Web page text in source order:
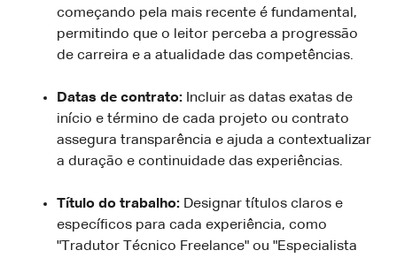
começando pela mais recente é fundamental,
permitindo que o leitor perceba a progressão
de carreira e a atualidade das competências.
Datas de contrato: Incluir as datas exatas de
início e término de cada projeto ou contrato
assegura transparência e ajuda a contextualizar
a duração e continuidade das experiências.
Título do trabalho: Designar títulos claros e
específicos para cada experiência, como
"Tradutor Técnico Freelance" ou "Especialista